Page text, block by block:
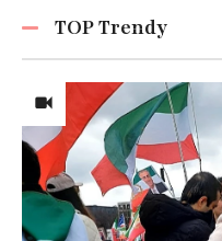
TOP Trendy